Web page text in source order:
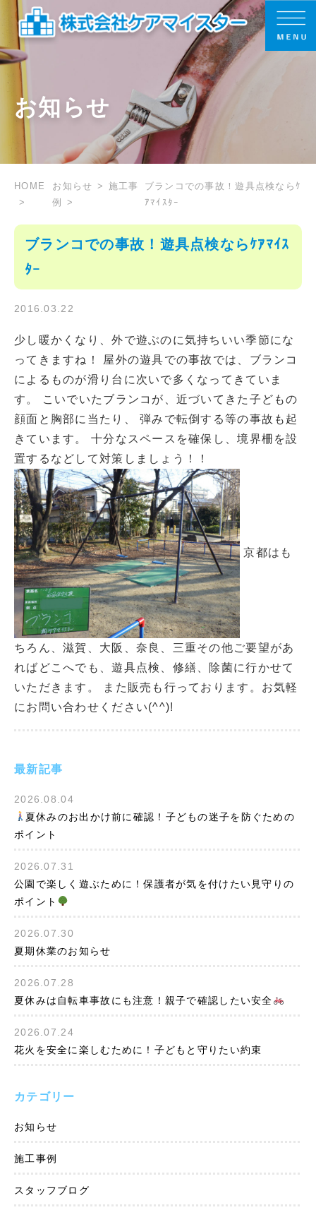
お知らせ
HOME お知らせ
施工事
例
ブランコでの事故！遊具点検ならｹ
ｱﾏｲｽﾀｰ
最新記事
2026.08.04
夏休みのお出かけ前に確認！子どもの迷子を防ぐための
ポイント
2026.07.31
公園で楽しく遊ぶために！保護者が気を付けたい見守りの
ポイント
2026.07.30
夏期休業のお知らせ
2026.07.28
夏休みは自転車事故にも注意！親子で確認したい安全
2026.07.24
花火を安全に楽しむために！子どもと守りたい約束
カテゴリー
お知らせ
施工事例
スタッフブログ
ブランコでの事故！遊具点検ならｹｱﾏｲｽ
ﾀｰ
2016.03.22
少し暖かくなり、外で遊ぶのに気持ちいい季節にな
ってきますね！ 屋外の遊具での事故では、ブランコ
によるものが滑り台に次いで多くなってきていま
す。 こいでいたブランコが、近づいてきた子どもの
顔面と胸部に当たり、 弾みで転倒する等の事故も起
きています。 十分なスペースを確保し、境界柵を設
置するなどして対策しましょう！！
京都はも
ちろん、滋賀、大阪、奈良、三重その他ご要望があ
ればどこへでも、遊具点検、修繕、除菌に行かせて
いただきます。 また販売も行っております。お気軽
にお問い合わせください(^^)!